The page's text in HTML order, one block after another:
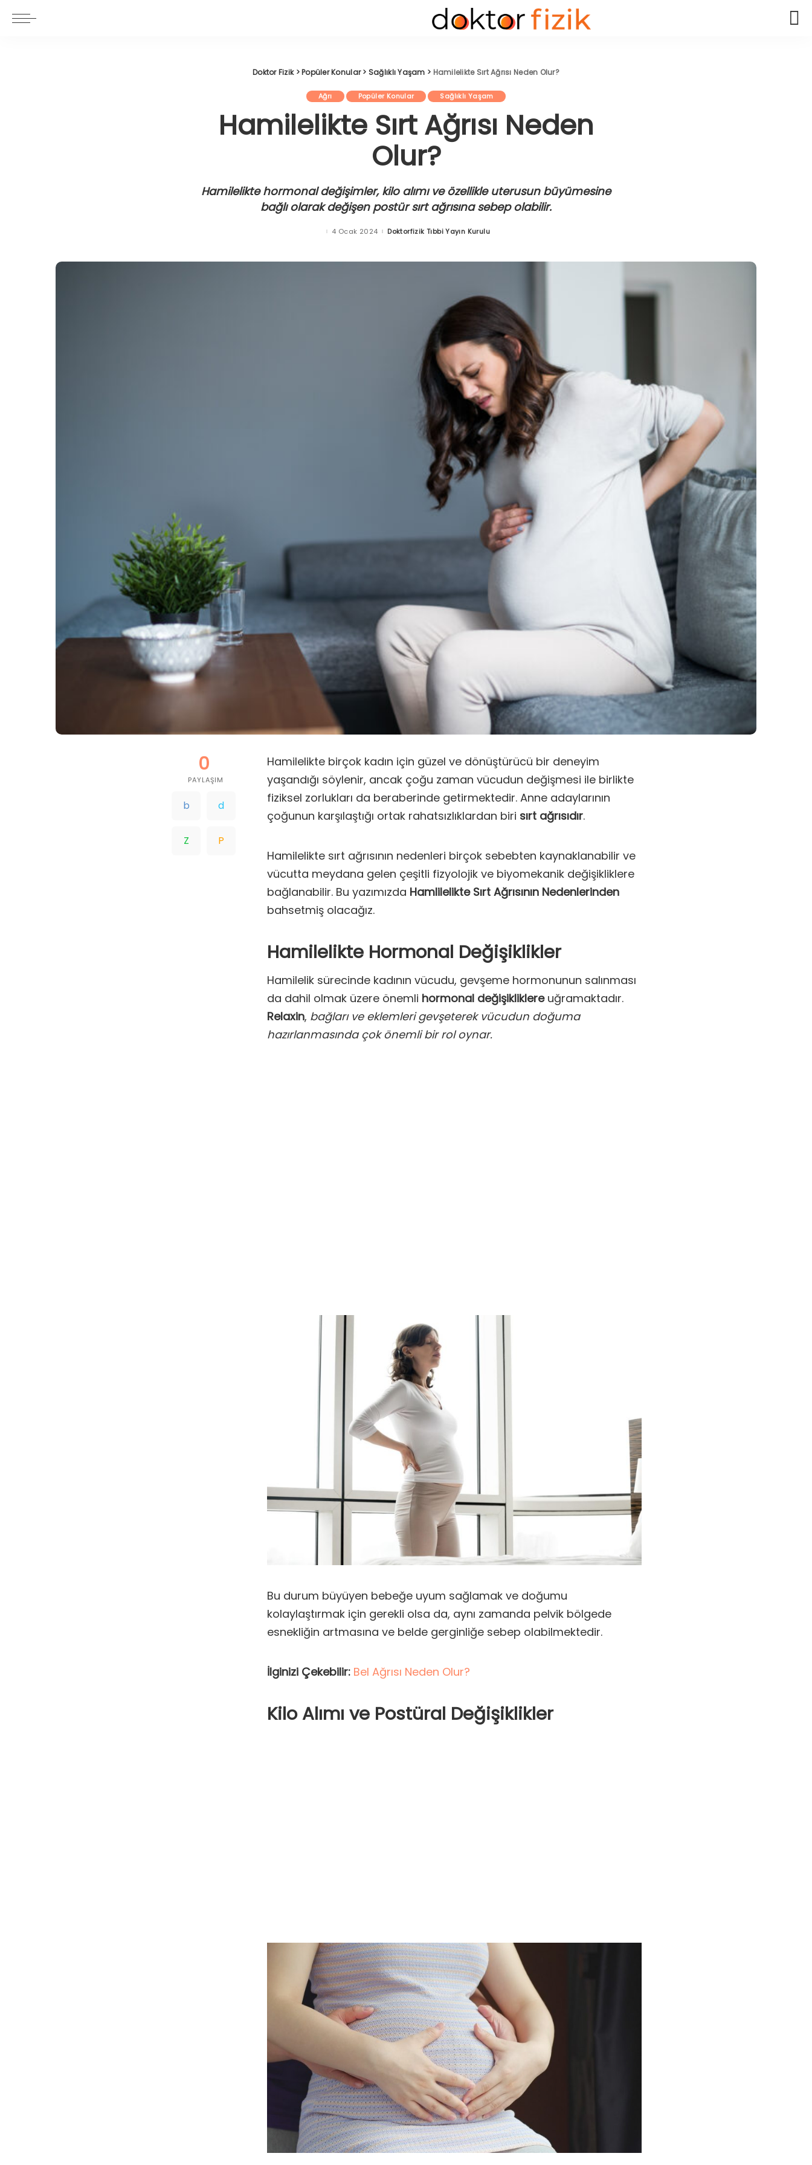
Doktor Fizik>Popüler Konular> Sağlıklı Yaşam > Hamilelikte Sırt Ağrısı Neden Olur?
Ağrı Popüler Konular Sağlıklı Yaşam
Hamilelikte Sırt Ağrısı Neden
Olur?
Hamilelikte hormonal değişimler, kilo alımı ve özellikle uterusun büyümesine
bağlı olarak değişen postür sırt ağrısına sebep olabilir.
4 Ocak 2024Posted
Doktorfizik Tıbbi Yayın Kurulu
0
PAYLAŞIM
Hamilelikte birçok kadın için güzel ve dönüştürücü bir deneyim
yaşandığı söylenir, ancak çoğu zaman vücudun değişmesi ile birlikte
fiziksel zorlukları da beraberinde getirmektedir. Anne adaylarının
çoğunun karşılaştığı ortak rahatsızlıklardan biri sırt ağrısıdır.
Hamilelikte sırt ağrısının nedenleri birçok sebebten kaynaklanabilir ve
vücutta meydana gelen çeşitli fizyolojik ve biyomekanik değişikliklere
bağlanabilir. Bu yazımızda Hamlilelikte Sırt Ağrısının Nedenlerinden
bahsetmiş olacağız.
Hamilelikte Hormonal Değişiklikler
Hamilelik sürecinde kadının vücudu, gevşeme hormonunun salınması
da dahil olmak üzere önemli hormonal değişikliklere uğramaktadır.
Relaxin, bağları ve eklemleri gevşeterek vücudun doğuma
hazırlanmasında çok önemli bir rol oynar.
Bu durum büyüyen bebeğe uyum sağlamak ve doğumu
kolaylaştırmak için gerekli olsa da, aynı zamanda pelvik bölgede
esnekliğin artmasına ve belde gerginliğe sebep olabilmektedir.
İlginizi Çekebilir: Bel Ağrısı Neden Olur?
Kilo Alımı ve Postüral Değişiklikler